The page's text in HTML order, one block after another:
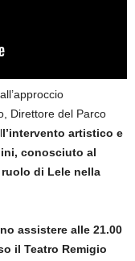
Direttore del Parco
l’intervento artistico e
conosciuto al
di Lele nella
assistere alle 21.00
il Teatro Remigio